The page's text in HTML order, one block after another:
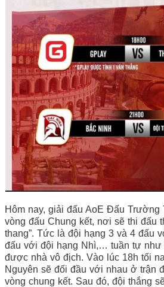
Hôm nay, giải đấu AoE Đấu
vòng đấu Chung kết, nơi sẽ thi đấu
thang”. Tức là đội hạng 3 và 4 đấu
đấu với đội hạng Nhì,… tuần tự như
được nhà vô địch. Vào lúc 18h tối
Nguyên sẽ đối đầu với nhau ở trận
vòng chung kết. Sau đó, đội thắng